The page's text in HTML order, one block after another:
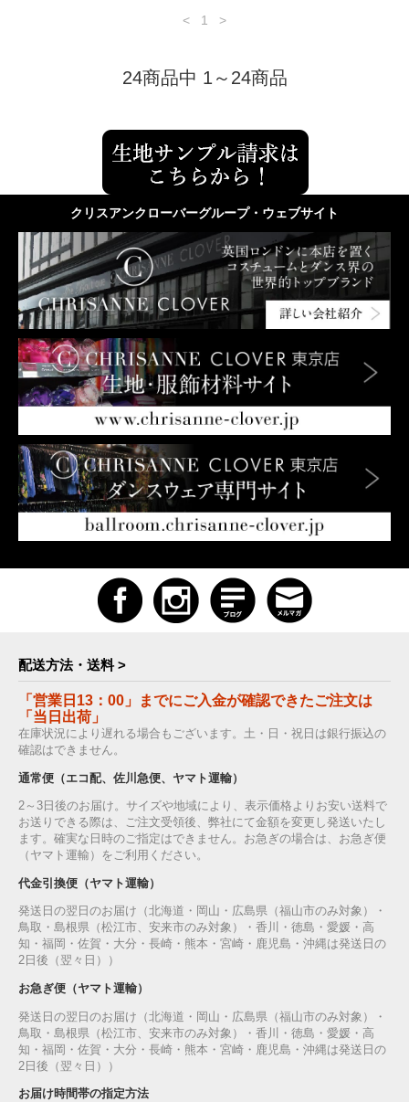
< 1 >
24商品中 1～24商品
クリスアンクローバーグループ・ウェブサイト
配送方法・送料 >
「営業日13：00」までにご入金が確認できたご注文は
「当日出荷」
在庫状況により遅れる場合もございます。土・日・祝日は銀行振込の
確認はできません。
通常便（エコ配、佐川急便、ヤマト運輸）
2～3日後のお届け。サイズや地域により、表示価格よりお安い送料で
お送りできる際は、ご注文受領後、弊社にて金額を変更し発送いたし
ます。確実な日時のご指定はできません。お急ぎの場合は、お急ぎ便
（ヤマト運輸）をご利用ください。
代金引換便（ヤマト運輸）
発送日の翌日のお届け（北海道・岡山・広島県（福山市のみ対象）・
鳥取・島根県（松江市、安来市のみ対象）・香川・徳島・愛媛・高
知・福岡・佐賀・大分・長崎・熊本・宮崎・鹿児島・沖縄は発送日の
2日後（翌々日））
お急ぎ便（ヤマト運輸）
発送日の翌日のお届け（北海道・岡山・広島県（福山市のみ対象）・
鳥取・島根県（松江市、安来市のみ対象）・香川・徳島・愛媛・高
知・福岡・佐賀・大分・長崎・熊本・宮崎・鹿児島・沖縄は発送日の
2日後（翌々日））
お届け時間帯の指定方法